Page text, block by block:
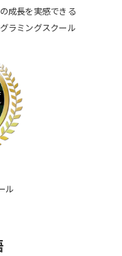
成長を実感できる
ラミングスクール
ル